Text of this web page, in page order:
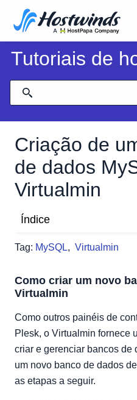
Tutoriais de
Criação de
de dados
Virtualmin
Tag: MySQL, Virtualmin
Índice
Como criar um novo
Virtualmin
Como outros painéis de
Plesk, o Virtualmin fornece
criar e gerenciar bancos de
um novo banco de dados
as etapas a seguir.